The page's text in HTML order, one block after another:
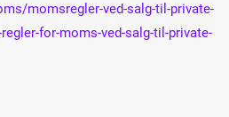
momsregler-ved-salg-til-private-
for-moms-ved-salg-til-private-